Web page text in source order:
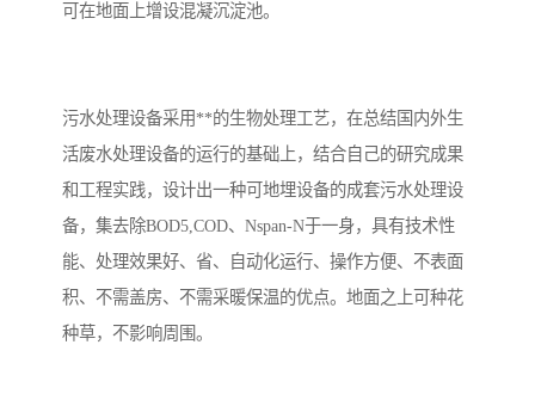
可在地面上增设混凝沉淀池。
污水处理设备采用**的生物处理工艺，在总结国内外生
活废水处理设备的运行的基础上，结合自己的研究成果
和工程实践，设计出一种可地埋设备的成套污水处理设
备，集去除BOD5,COD、Nspan-N于一身，具有技术性
能、处理效果好、省、自动化运行、操作方便、不表面
积、不需盖房、不需采暖保温的优点。地面之上可种花
种草，不影响周围。